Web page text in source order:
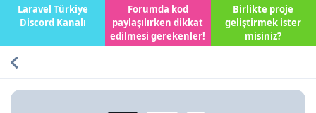
Laravel Türkiye
Discord Kanalı
Forumda kod
paylaşılırken dikkat
edilmesi gerekenler!
Birlikte proje
geliştirmek ister
misiniz?